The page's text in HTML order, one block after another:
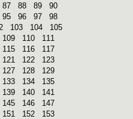
87 88 89
90
95 96 97
98
103 104
105
109 110
111
115 116
117
121 122
123
127 128
129
133 134
135
139 140
141
145 146
147
151 152
153